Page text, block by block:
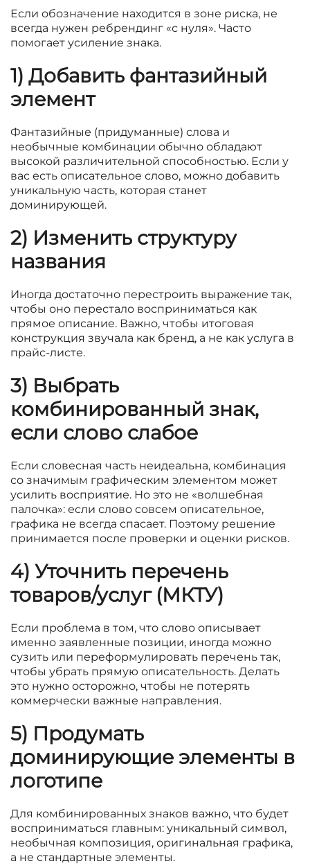
Если обозначение находится в зоне риска, не
всегда нужен ребрендинг «с нуля». Часто
помогает усиление знака.
1) Добавить фантазийный
элемент
Фантазийные (придуманные) слова и
необычные комбинации обычно обладают
высокой различительной способностью. Если у
вас есть описательное слово, можно добавить
уникальную часть, которая станет
доминирующей.
2) Изменить структуру
названия
Иногда достаточно перестроить выражение так,
чтобы оно перестало восприниматься как
прямое описание. Важно, чтобы итоговая
конструкция звучала как бренд, а не как услуга в
прайс-листе.
3) Выбрать
комбинированный знак,
если слово слабое
Если словесная часть неидеальна, комбинация
со значимым графическим элементом может
усилить восприятие. Но это не «волшебная
палочка»: если слово совсем описательное,
графика не всегда спасает. Поэтому решение
принимается после проверки и оценки рисков.
4) Уточнить перечень
товаров/услуг (МКТУ)
Если проблема в том, что слово описывает
именно заявленные позиции, иногда можно
сузить или переформулировать перечень так,
чтобы убрать прямую описательность. Делать
это нужно осторожно, чтобы не потерять
коммерчески важные направления.
5) Продумать
доминирующие элементы в
логотипе
Для комбинированных знаков важно, что будет
восприниматься главным: уникальный символ,
необычная композиция, оригинальная графика,
а не стандартные элементы.